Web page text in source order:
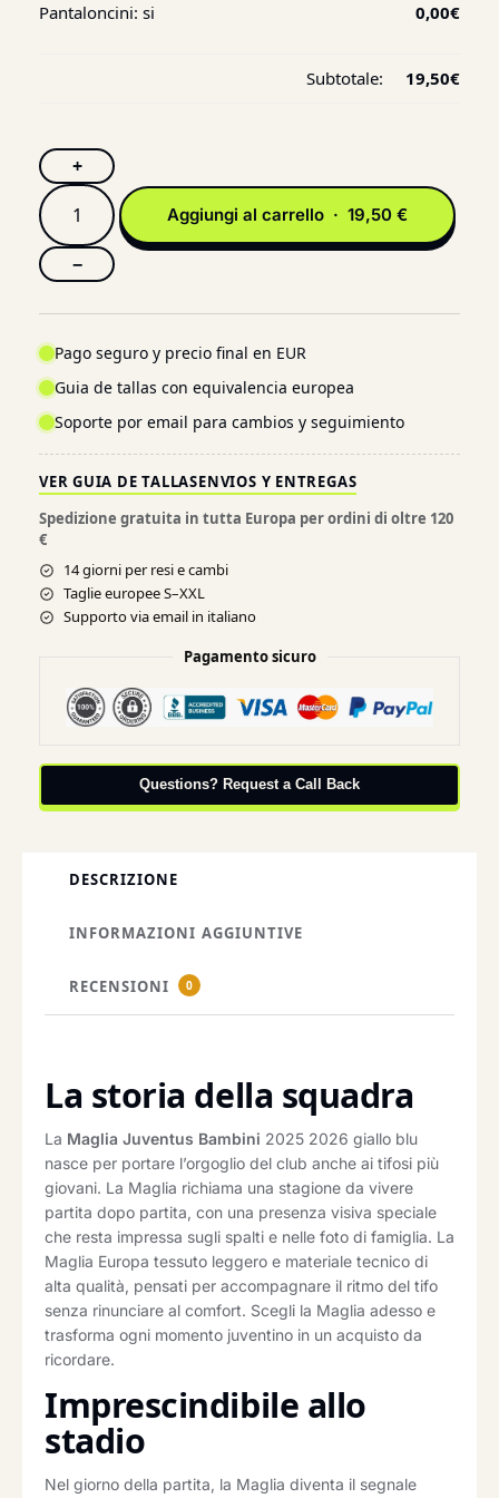
Pantaloncini: si 0,00€
Subtotale: 19,50€
+
−
Aggiungi al carrello · 19,50 €
Pago seguro y precio final en EUR
Guia de tallas con equivalencia europea
Soporte por email para cambios y seguimiento
VER GUIA DE TALLASENVIOS Y ENTREGAS
Spedizione gratuita in tutta Europa per ordini di oltre 120
€
14 giorni per resi e cambi
Taglie europee S–XXL
Supporto via email in italiano
Pagamento sicuro
Questions? Request a Call Back
DESCRIZIONE
INFORMAZIONI AGGIUNTIVE
RECENSIONI 0
La storia della squadra
La Maglia Juventus Bambini 2025 2026 giallo blu
nasce per portare l’orgoglio del club anche ai tifosi più
giovani. La Maglia richiama una stagione da vivere
partita dopo partita, con una presenza visiva speciale
che resta impressa sugli spalti e nelle foto di famiglia. La
Maglia Europa tessuto leggero e materiale tecnico di
alta qualità, pensati per accompagnare il ritmo del tifo
senza rinunciare al comfort. Scegli la Maglia adesso e
trasforma ogni momento juventino in un acquisto da
ricordare.
Imprescindibile allo
stadio
Nel giorno della partita, la Maglia diventa il segnale